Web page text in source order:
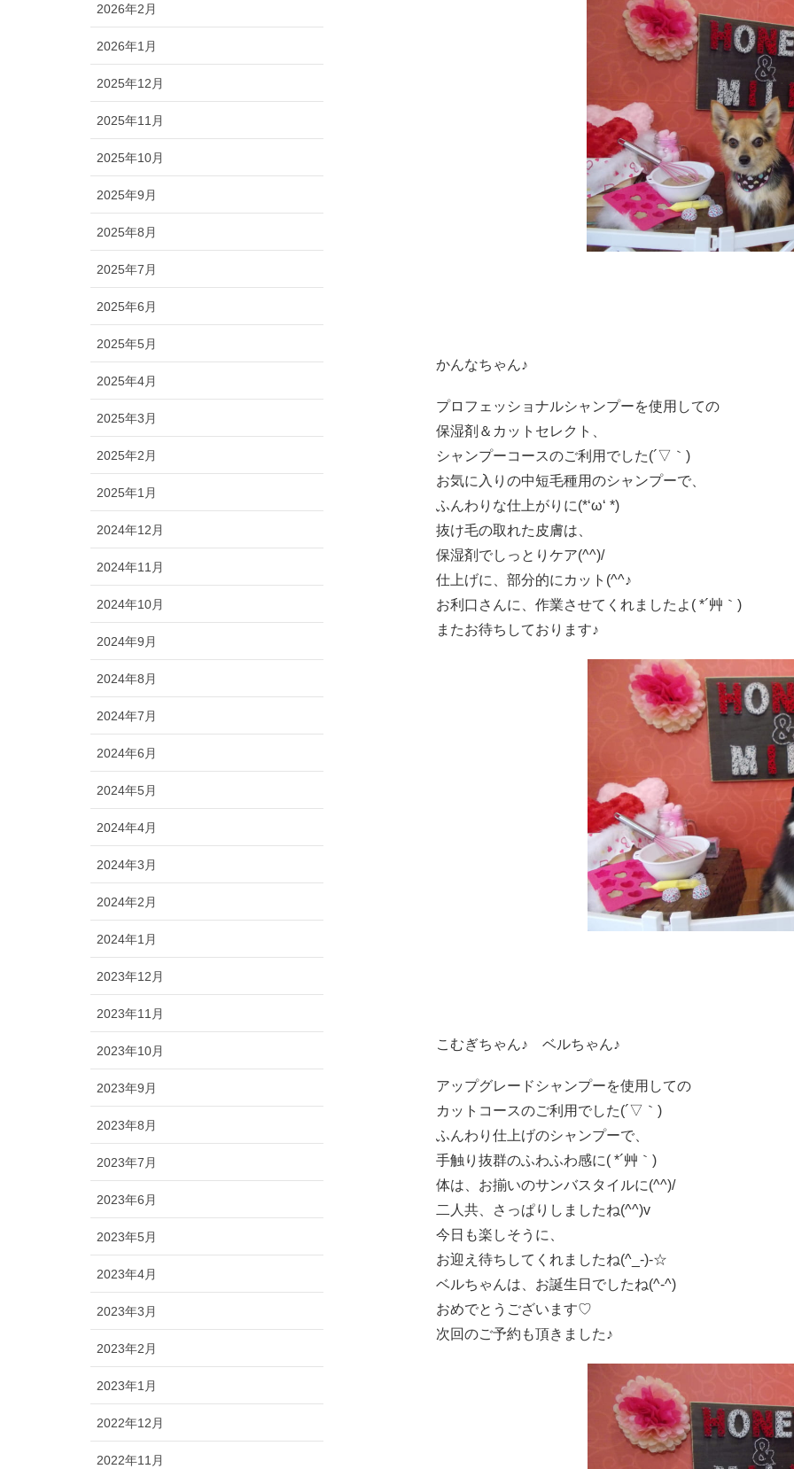
かんなちゃん♪
プロフェッショナルシャンプーを使用しての
保湿剤＆カットセレクト、
シャンプーコースのご利用でした(´▽｀)
お気に入りの中短毛種用のシャンプーで、
ふんわりな仕上がりに(*‘ω‘ *)
抜け毛の取れた皮膚は、
保湿剤でしっとりケア(^^)/
仕上げに、部分的にカット(^^♪
お利口さんに、作業させてくれましたよ( *´艸｀)
またお待ちしております♪
こむぎちゃん♪ ベルちゃん♪
アップグレードシャンプーを使用しての
カットコースのご利用でした(´▽｀)
ふんわり仕上げのシャンプーで、
手触り抜群のふわふわ感に( *´艸｀)
体は、お揃いのサンバスタイルに(^^)/
二人共、さっぱりしましたね(^^)v
今日も楽しそうに、
お迎え待ちしてくれましたね(^_-)-☆
ベルちゃんは、お誕生日でしたね(^-^)
おめでとうございます♡
次回のご予約も頂きました♪
2026年2月
2026年1月
2025年12月
2025年11月
2025年10月
2025年9月
2025年8月
2025年7月
2025年6月
2025年5月
2025年4月
2025年3月
2025年2月
2025年1月
2024年12月
2024年11月
2024年10月
2024年9月
2024年8月
2024年7月
2024年6月
2024年5月
2024年4月
2024年3月
2024年2月
2024年1月
2023年12月
2023年11月
2023年10月
2023年9月
2023年8月
2023年7月
2023年6月
2023年5月
2023年4月
2023年3月
2023年2月
2023年1月
2022年12月
2022年11月